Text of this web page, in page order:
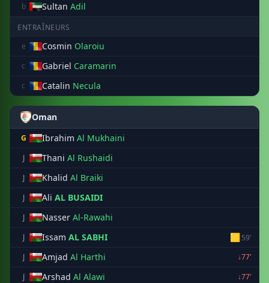
b Sultan Adil
ENTRAÎNEURS
e
Cosmin Olaroiu
c Gabriel Caramarin
c Catalin Necula
Oman
G Ibrahim Al Mukhaini
J Thani Al Rushaidi
J Khalid Al Braiki
J Ali AL BUSAIDI
J Nasser Al-Rawahi
J Issam AL SABHI 🟨59'
J
Amjad Al Harthi
↓77'
J
Arshad Al Alawi
↓77'